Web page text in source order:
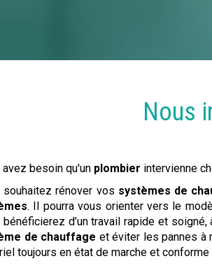
Nous
avez besoin qu'un plombier intervienne
souhaitez rénover vos systèmes de
. Il pourra vous orienter vers le
bénéficierez d’un travail rapide et
de chauffage et éviter les pannes à
toujours en état de marche et